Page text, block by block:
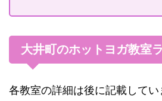
大井町のホットヨガ教室
各教室の詳細は後に記載して